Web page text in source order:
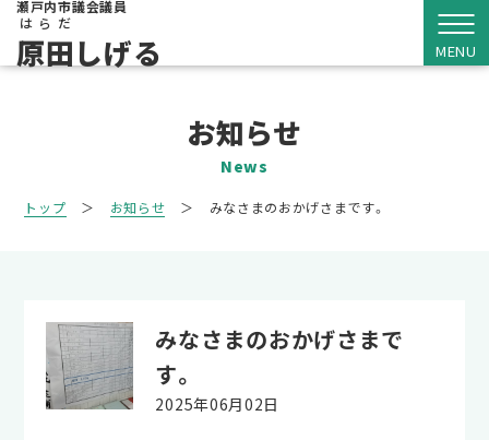
瀬戸内市議会議員
原田
はらだ
しげる
お知らせ
News
トップ ＞ お知らせ ＞ みなさまのおかげさまです。
みなさまのおかげさまで
す。
2025年06月02日